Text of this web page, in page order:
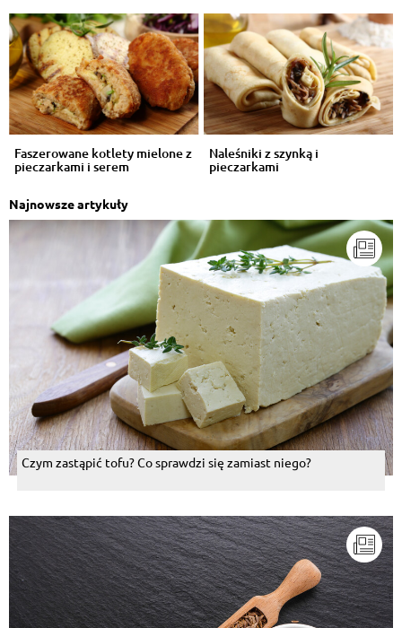
Faszerowane kotlety mielone z
pieczarkami i serem
Naleśniki z szynką i
pieczarkami
Najnowsze artykuły
Czym zastąpić tofu? Co sprawdzi się zamiast niego?